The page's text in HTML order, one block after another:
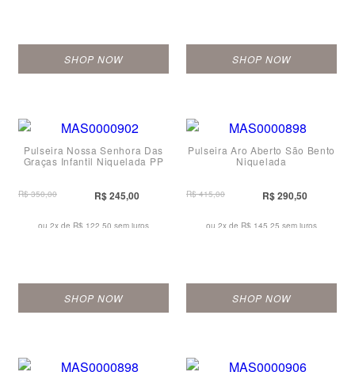
SHOP NOW SHOP NOW
Pulseira Nossa Senhora Das
Graças Infantil Niquelada PP
R$ 350,00 R$ 245,00
ou 2x de R$ 122,50 sem juros
SHOP NOW
Pulseira Aro Aberto São Bento
Niquelada
R$ 415,00 R$ 290,50
ou 2x de R$ 145,25 sem juros
SHOP NOW